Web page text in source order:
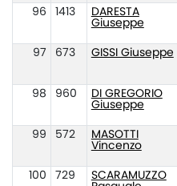
96
1413
DARESTA
Giuseppe
97
673 GISSI Giuseppe
98
960
DI GREGORIO
Giuseppe
99
572
MASOTTI
Vincenzo
100
729
SCARAMUZZO